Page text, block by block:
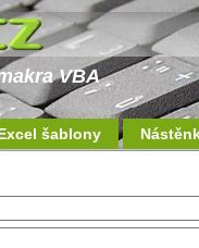
VBA
šablony